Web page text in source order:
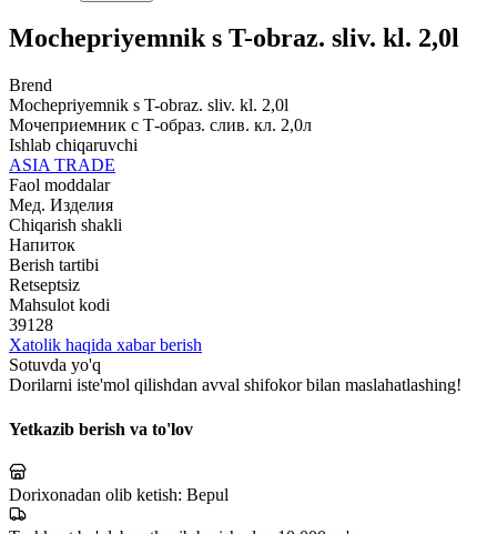
Mochepriyemnik s T-obraz. sliv. kl. 2,0l
Brend
Mochepriyemnik s T-obraz. sliv. kl. 2,0l
Мочеприемник с Т-образ. слив. кл. 2,0л
Ishlab chiqaruvchi
ASIA TRADE
Faol moddalar
Мед. Изделия
Chiqarish shakli
Напиток
Berish tartibi
Retseptsiz
Mahsulot kodi
39128
Xatolik haqida xabar berish
Sotuvda yo'q
Dorilarni iste'mol qilishdan avval shifokor bilan maslahatlashing!
Yetkazib berish va to'lov
Dorixonadan olib ketish: Bepul